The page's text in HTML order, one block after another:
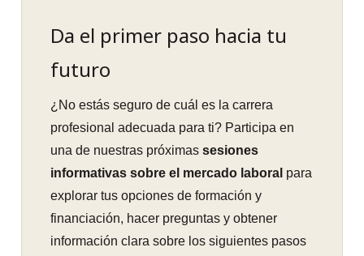
Da el primer paso hacia tu
futuro
¿No estás seguro de cuál es la carrera
profesional adecuada para ti? Participa en
una de nuestras próximassesiones
informativas sobre el mercado laboral para
explorar tus opciones de formación y
financiación, hacer preguntas y obtener
información clara sobre los siguientes pasos